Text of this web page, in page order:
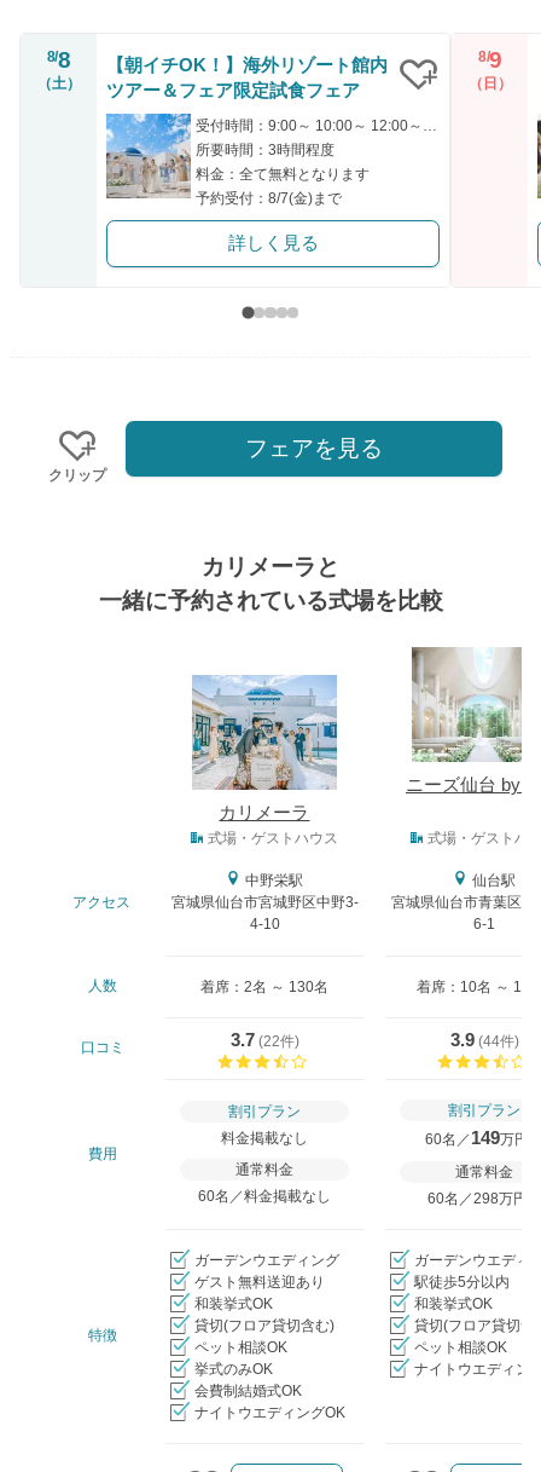
8/8
（土）
【朝イチOK！】海外リゾート館内
ツアー＆フェア限定試食フェア
所要時間：3時間程度
料金：全て無料となります
予約受付：8/7(金)まで
詳しく見る
8/9
（日）
クリップ
フェアを見る
カリメーラと
一緒に予約されている式場を比較
カリメーラ
ニーズ仙台 by
式場・ゲストハウス 式場・ゲストハ
アクセス
中野栄駅
宮城県仙台市宮城野区中野3-
4-10
仙台駅
宮城県仙台市青葉区一
6-1
人数 着席：2名 ～ 130名 着席：10名 ～ 130
口コミ 3.7(22件)
3.9(44件)
費用
割引プラン
料金掲載なし
通常料金
60名／料金掲載なし
割引プラン
60名／ 149万円
通常料金
60名／298万円〜
特徴
ガーデンウエディング
ゲスト無料送迎あり
和装挙式OK
貸切(フロア貸切含む)
ペット相談OK
挙式のみOK
会費制結婚式OK
ナイトウエディングOK
ガーデンウエディ
駅徒歩5分以内
和装挙式OK
貸切(フロア貸切含
ペット相談OK
ナイトウエディン